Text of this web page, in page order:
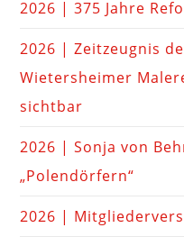
2026 | 375 Jahre
2026 | Zeitzeugnis
Wietersheimer
sichtbar
2026 | Sonja von
„Polendörfern“
2026 |